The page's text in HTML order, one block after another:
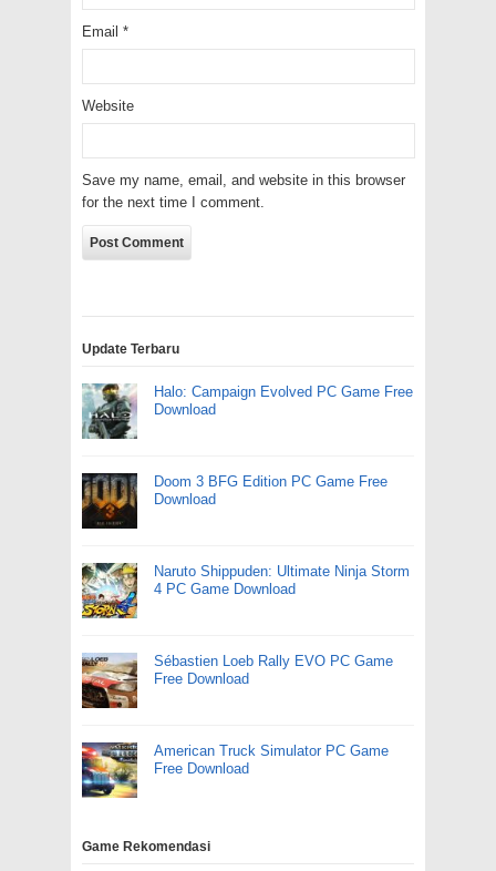
Email *
Website
Save my name, email, and website in this browser
for the next time I comment.
Update Terbaru
Halo: Campaign Evolved PC Game Free
Download
Doom 3 BFG Edition PC Game Free
Download
Naruto Shippuden: Ultimate Ninja Storm
4 PC Game Download
Sébastien Loeb Rally EVO PC Game
Free Download
American Truck Simulator PC Game
Free Download
Game Rekomendasi